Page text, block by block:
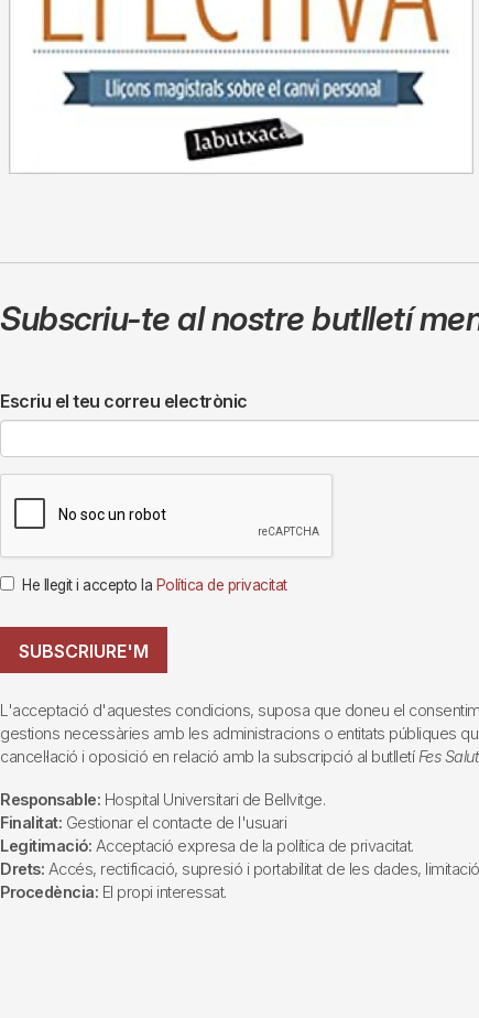
Subscriu-te al nostre butlletí
Escriu el teu correu electrònic
He llegit i accepto la Política de privacitat
SUBSCRIURE'M
L'acceptació d'aquestes condicions, suposa que doneu el
gestions necessàries amb les administracions o entitats públiques
cancel·lació i oposició en relació amb la subscripció al butlletí Fes Salut
Responsable: Hospital Universitari de Bellvitge.
Finalitat: Gestionar el contacte de l'usuari
Legitimació: Acceptació expresa de la política de privacitat.
Drets: Accés, rectificació, supresió i portabilitat de les dades,
Procedència: El propi interessat.